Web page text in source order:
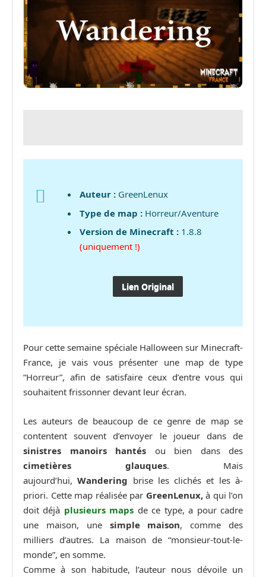
Auteur : GreenLenux
Type de map : Horreur/Aventure
Version de Minecraft : 1.8.8
(uniquement !)
Lien Original
Pour cette semaine spéciale Halloween sur Minecraft-
France, je vais vous présenter une map de type
“Horreur”, afin de satisfaire ceux d’entre vous qui
souhaitent frissonner devant leur écran.
Les auteurs de beaucoup de ce genre de map se
contentent souvent d’envoyer le joueur dans de
sinistres manoirs hantés ou bien dans des
cimetières glauques. Mais
aujourd’hui,Wandering brise les clichés et les à-
priori. Cette map réalisée par GreenLenux, à qui l’on
doit déjà plusieurs maps de ce type, a pour cadre
une maison, une simple maison, comme des
milliers d’autres. La maison de “monsieur-tout-le-
monde”, en somme.
Comme à son habitude, l’auteur nous dévoile un